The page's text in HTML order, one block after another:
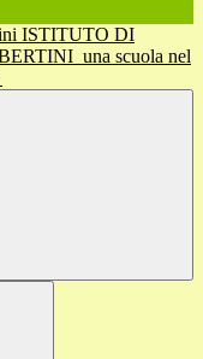
ISTITUTO DI
una scuola nel